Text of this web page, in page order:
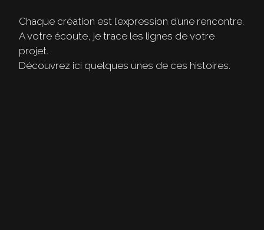
Chaque création est l’expression d’une rencontre.
A votre écoute, je trace les lignes de votre
projet.
Découvrez ici quelques unes de ces histoires.